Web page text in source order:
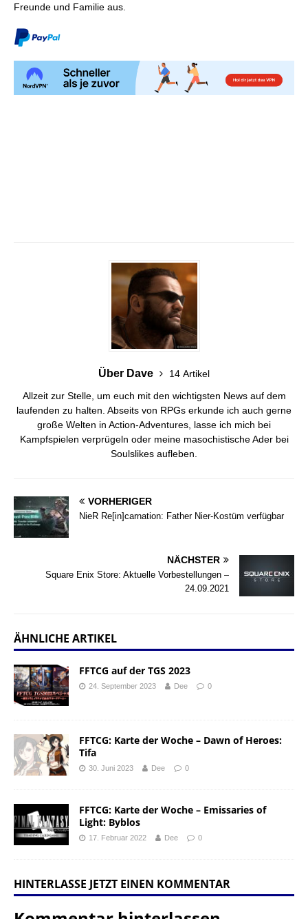
Freunde und Familie aus.
Über Dave
14 Artikel
Allzeit zur Stelle, um euch mit den wichtigsten News auf dem
laufenden zu halten. Abseits von RPGs erkunde ich auch gerne
große Welten in Action-Adventures, lasse ich mich bei
Kampfspielen verprügeln oder meine masochistische Ader bei
Soulslikes aufleben.
VORHERIGER
NieR Re[in]carnation: Father Nier-Kostüm verfügbar
NÄCHSTER
Square Enix Store: Aktuelle Vorbestellungen –
24.09.2021
ÄHNLICHE ARTIKEL
FFTCG auf der TGS 2023
24. September 2023 Dee 0
FFTCG: Karte der Woche – Dawn of Heroes:
Tifa
30. Juni 2023 Dee 0
FFTCG: Karte der Woche – Emissaries of
Light: Byblos
17. Februar 2022 Dee 0
HINTERLASSE JETZT EINEN KOMMENTAR